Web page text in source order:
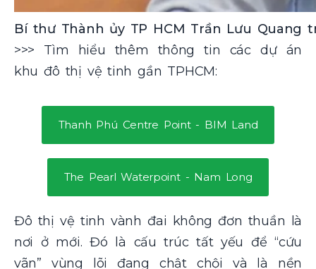
Bí thư Thành ủy TP HCM Trần Lưu Quang
>>> Tìm hiểu thêm thông tin các dự án
khu đô thị vệ tinh gần TPHCM:
Thanh Phú Centre Point - BIM Land
The Pearl Waterpoint - Nam Long
Đô thị vệ tinh vành đai không đơn thuần là
nơi ở mới. Đó là cấu trúc tất yếu để “cứu
vãn” vùng lõi đang chật chội và là nền